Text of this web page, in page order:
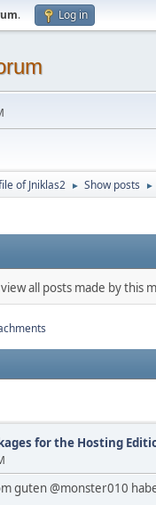
. Log in
of Jniklas2 ► Show posts ►
all posts made by this
for the Hosting
guten @monster010